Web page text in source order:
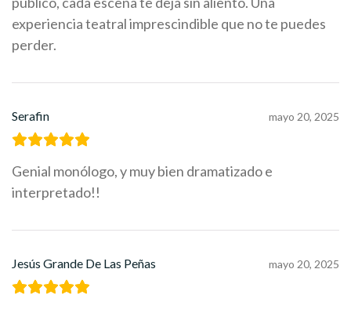
experiencia teatral imprescindible que no te puedes
perder.
Serafin mayo 20, 2025
Genial monólogo, y muy bien dramatizado e
interpretado!!
Jesús Grande De Las Peñas mayo 20, 2025